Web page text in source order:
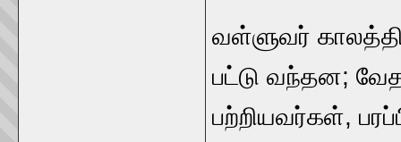
வள்ளுவர்‌
பட்டு வந்தன;
பற்றியவர்கள்‌,